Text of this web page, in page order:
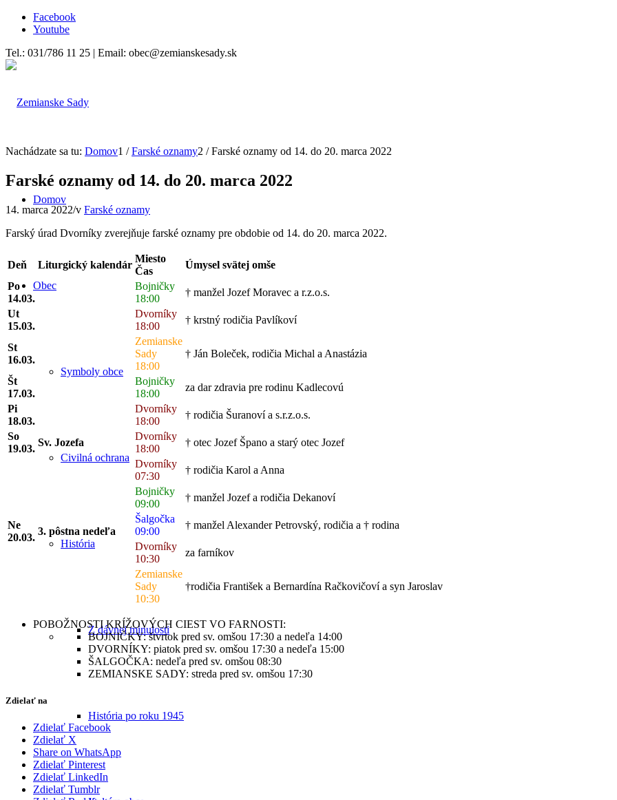
Facebook
Youtube
Tel.: 031/786 11 25 | Email: obec@zemianskesady.sk
Domov
Obec
Symboly obce
Civilná ochrana
História
Z dávnej minulosti
História po roku 1945
Nachádzate sa tu: Domov1 / Farské oznamy2 / Farské oznamy od 14. do 20. marca 2022
Farské oznamy od 14. do 20. marca 2022
14. marca 2022/v Farské oznamy
Farský úrad Dvorníky zverejňuje farské oznamy pre obdobie od 14. do 20. marca 2022.
Deň Liturgický kalendár
Miesto
Čas
Úmysel svätej omše
Po
14.03.
Bojničky
18:00
† manžel Jozef Moravec a r.z.o.s.
Ut
15.03.
Dvorníky
18:00
† krstný rodičia Pavlíkoví
St
16.03.
Zemianske
Sady
18:00
† Ján Boleček, rodičia Michal a Anastázia
Št
17.03.
Bojničky
18:00
za dar zdravia pre rodinu Kadlecovú
Pi
18.03.
Dvorníky
18:00
† rodičia Šuranoví a s.r.z.o.s.
So
19.03.
Sv. Jozefa
Dvorníky
18:00
† otec Jozef Špano a starý otec Jozef
Ne
20.03.
3. pôstna nedeľa
Dvorníky
07:30
† rodičia Karol a Anna
Bojničky
09:00
† manžel Jozef a rodičia Dekanoví
Šalgočka
09:00
† manžel Alexander Petrovský, rodičia a † rodina
Dvorníky
10:30
za farníkov
Zemianske
Sady
10:30
†rodičia František a Bernardína Račkovičoví a syn Jaroslav
POBOŽNOSTI KRÍŽOVÝCH CIEST VO FARNOSTI:
BOJNIČKY: štvrtok pred sv. omšou 17:30 a nedeľa 14:00
DVORNÍKY: piatok pred sv. omšou 17:30 a nedeľa 15:00
ŠALGOČKA: nedeľa pred sv. omšou 08:30
ZEMIANSKE SADY: streda pred sv. omšou 17:30
Zdielať na
Zdielať Facebook
Zdielať X
Share on WhatsApp
Zdielať Pinterest
Zdielať LinkedIn
Zdielať Tumblr